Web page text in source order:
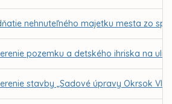
nehnuteľného majetku mesta zo
pozemku a detského ihriska na
stavby „Sadové úpravy Okrsok